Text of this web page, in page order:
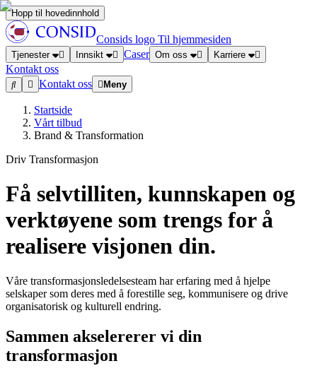
Hopp til hovedinnhold
Consids logo Til hjemmesiden
Tjenester Innsikt Caser Om oss Karriere
Kontakt oss
Kontakt oss
Meny
Startside
Vårt tilbud
Brand & Transformation
Driv Transformasjon
Få selvtilliten, kunnskapen og
verktøyene som trengs for å
realisere visjonen din.
Våre transformasjonsledelsesteam har erfaring med å hjelpe
selskaper som deres med å forestille seg, kommunisere og drive
organisatorisk og kulturell endring.
Sammen akselererer vi din
transformasjon